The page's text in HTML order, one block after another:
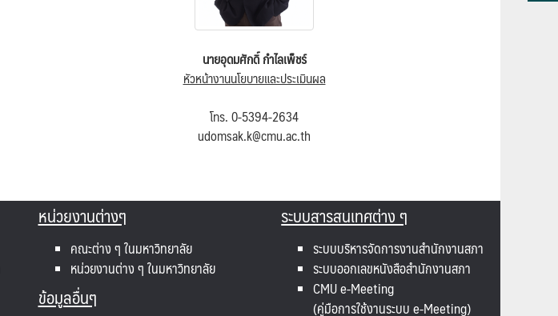
นายอุดมศักดิ์ กำไลเพ็ชร์
หัวหน้างานนโยบายและประเมินผล
โทร. 0-5394-2634
udomsak.k@cmu.ac.th
หน่วยงานต่างๆ
คณะต่าง ๆ ในมหาวิทยาลัย
หน่วยงานต่าง ๆ ในมหาวิทยาลัย
ข้อมูลอื่นๆ
ระบบสารสนเทศต่าง ๆ
ระบบบริหารจัดการงานสำนักงานสภา
ระบบออกเลขหนังสือสำนักงานสภา
CMU e-Meeting
(คู่มือการใช้งานระบบ e-Meeting)